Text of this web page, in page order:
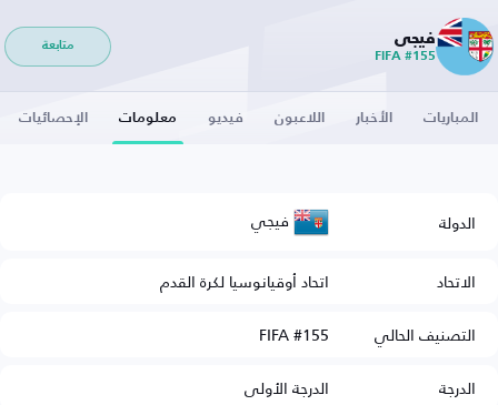
فيجي
FIFA #155
متابعة
المباريات الأخبار اللاعبون فيديو معلومات الإحصائيات
الدولة فيجي
الاتحاد
اتحاد أوقيانوسيا لكرة القدم
التصنيف الحالي
FIFA #155
الدرجة
الدرجة الأولى